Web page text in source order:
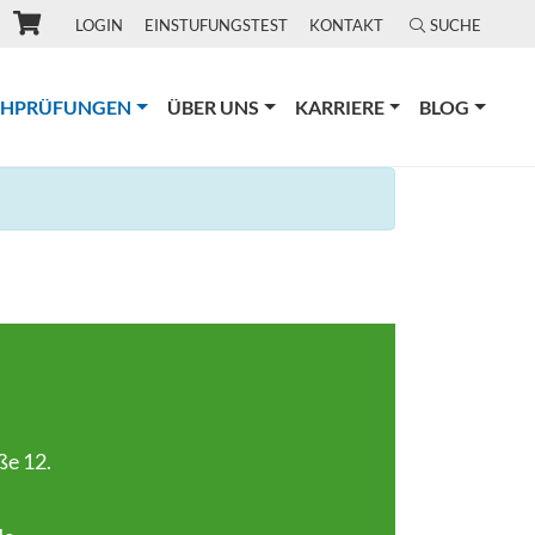
LOGIN EINSTUFUNGSTEST KONTAKT SUCHE
(CURRENT)
ÜBER UNS KARRIERE BLOG
12.